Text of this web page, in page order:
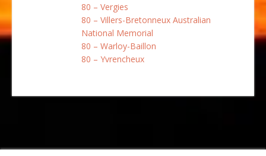
80 – Vergies
80 – Villers-Bretonneux Australian
National Memorial
80 – Warloy-Baillon
80 – Yvrencheux